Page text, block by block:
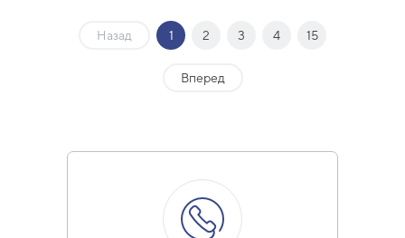
Назад 1 2 3 4 15
Вперед